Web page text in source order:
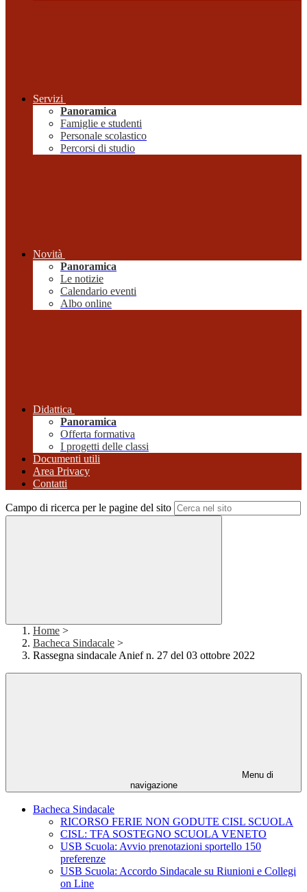
Servizi
Panoramica
Famiglie e studenti
Personale scolastico
Percorsi di studio
Novità
Panoramica
Le notizie
Calendario eventi
Albo online
Didattica
Panoramica
Offerta formativa
I progetti delle classi
Documenti utili
Area Privacy
Contatti
Campo di ricerca per le pagine del sito
Home >
Bacheca Sindacale >
Rassegna sindacale Anief n. 27 del 03 ottobre 2022
Menu di
navigazione
Bacheca Sindacale
RICORSO FERIE NON GODUTE CISL SCUOLA
CISL: TFA SOSTEGNO SCUOLA VENETO
USB Scuola: Avvio prenotazioni sportello 150
preferenze
USB Scuola: Accordo Sindacale su Riunioni e Collegi
on Line